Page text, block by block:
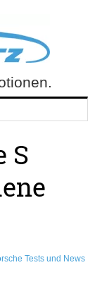
S
Tests und News